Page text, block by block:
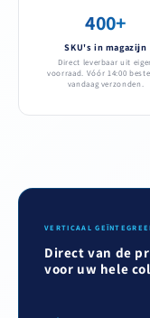
400+
SKU's in magazijn
Direct leverbaar uit
voorraad. Vóór 14:00
vandaag verzonden.
VERTICAAL
Direct van de
voor uw hele